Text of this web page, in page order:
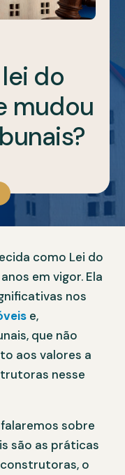
do
mudou
como Lei do
em vigor. Ela
nos
e,
que não
aos valores a
nesse
sobre
são as práticas
o